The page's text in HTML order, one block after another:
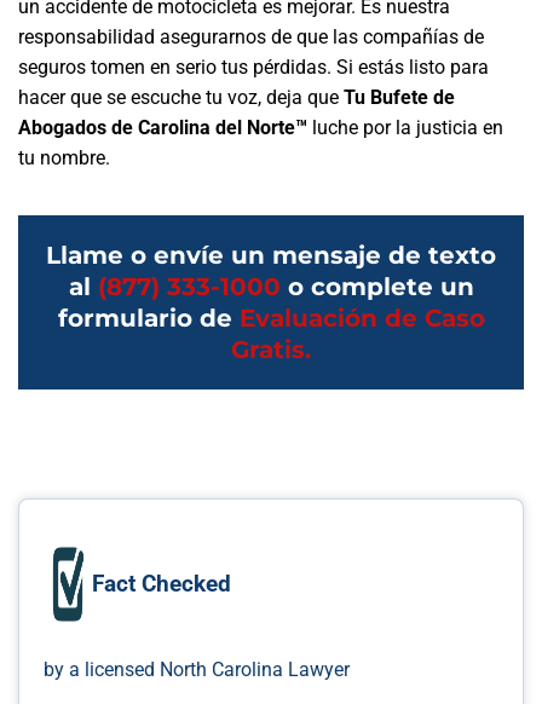
un accidente de motocicleta es mejorar. Es nuestra
responsabilidad asegurarnos de que las compañías de
seguros tomen en serio tus pérdidas. Si estás listo para
hacer que se escuche tu voz, deja que Tu Bufete de
Abogados de Carolina del Norte™ luche por la justicia en
tu nombre.
Llame o envíe un mensaje de texto
al (877) 333-1000 o complete un
formulario de Evaluación de Caso
Gratis.
Fact Checked
by a licensed North Carolina Lawyer